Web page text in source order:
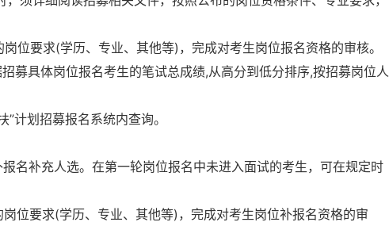
位要求(学历、专业、其他等)，完成对考生岗位报名资格的审核。
募具体岗位报名考生的笔试总成绩,从高分到低分排序,按招募岗位人
计划招募报名系统内查询。
名补充人选。在第一轮岗位报名中未进入面试的考生，可在规定时
位要求(学历、专业、其他等)，完成对考生岗位补报名资格的审